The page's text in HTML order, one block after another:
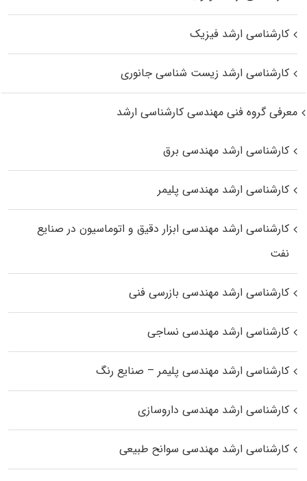
کارشناسی ارشد فیزیک
کارشناسی ارشد زیست‌ شناسی جانوری
معرفی گروه فنی مهندسی کارشناسی ارشد
کارشناسی ارشد مهندسی برق
کارشناسی ارشد مهندسی پلیمر
کارشناسی ارشد مهندسی ابزار دقیق و اتوماسیون در صنایع
نفت
کارشناسی ارشد مهندسی بازرسی فنی
کارشناسی ارشد مهندسی نساجی
کارشناسی ارشد مهندسی پلیمر – صنایع رنگ
کارشناسی ارشد مهندسی داروسازی
کارشناسی ارشد مهندسی سوانح طبیعی